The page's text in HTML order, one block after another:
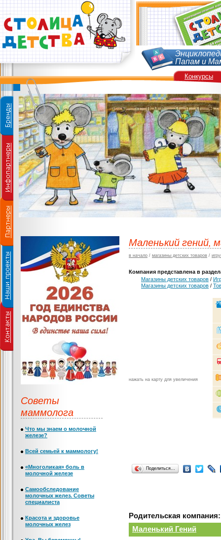
Папам и
Маленький гений,
в начало / магазины детских товаров /
Компания представлена в
Магазины детских товаров /
Магазины детских товаров /
нажать на карту для увеличения
Поделиться…
Родительская компания:
Маленький Гений
Советы
маммолога
Что мы знаем о молочной
железе?
Всей семьей к маммологу!
«Многоликая» боль в
молочной железе
Самообследование
молочных желез. Советы
специалиста
Красота и здоровье
молочных желез
Конкурсы